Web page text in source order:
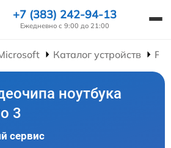
+7 (383) 242-94-13
Ежедневно с 9:00 до 21:00
Каталог устройств
ноутбука
3
сервис